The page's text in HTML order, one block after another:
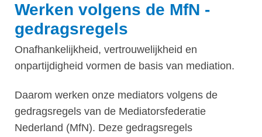
Werken volgens de MfN -
gedragsregels
Onafhankelijkheid, vertrouwelijkheid en
onpartijdigheid vormen de basis van mediation.
Daarom werken onze mediators volgens de
gedragsregels van de Mediatorsfederatie
Nederland (MfN). Deze gedragsregels